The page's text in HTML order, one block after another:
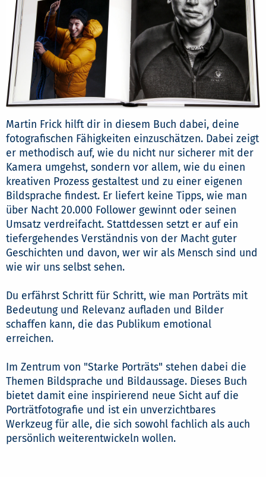
Martin Frick hilft dir in diesem Buch dabei, deine
fotografischen Fähigkeiten einzuschätzen. Dabei zeigt
er methodisch auf, wie du nicht nur sicherer mit der
Kamera umgehst, sondern vor allem, wie du einen
kreativen Prozess gestaltest und zu einer eigenen
Bildsprache findest. Er liefert keine Tipps, wie man
über Nacht 20.000 Follower gewinnt oder seinen
Umsatz verdreifacht. Stattdessen setzt er auf ein
tiefergehendes Verständnis von der Macht guter
Geschichten und davon, wer wir als Mensch sind und
wie wir uns selbst sehen.
Du erfährst Schritt für Schritt, wie man Porträts mit
Bedeutung und Relevanz aufladen und Bilder
schaffen kann, die das Publikum emotional
erreichen.
Im Zentrum von "Starke Porträts" stehen dabei die
Themen Bildsprache und Bildaussage. Dieses Buch
bietet damit eine inspirierend neue Sicht auf die
Porträtfotografie und ist ein unverzichtbares
Werkzeug für alle, die sich sowohl fachlich als auch
persönlich weiterentwickeln wollen.